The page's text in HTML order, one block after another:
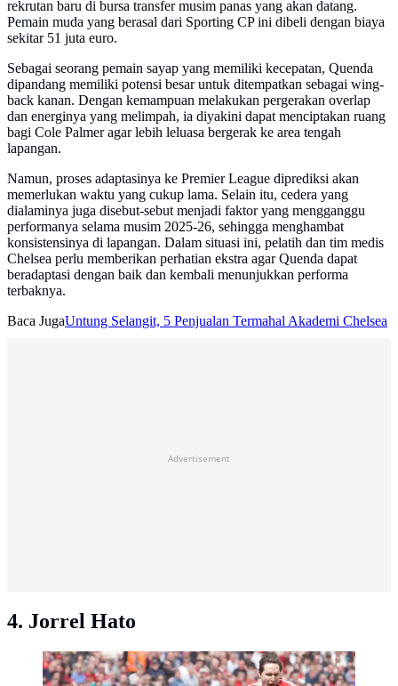
rekrutan baru di bursa transfer musim panas yang akan datang.
Pemain muda yang berasal dari Sporting CP ini dibeli dengan biaya
sekitar 51 juta euro.
Sebagai seorang pemain sayap yang memiliki kecepatan, Quenda
dipandang memiliki potensi besar untuk ditempatkan sebagai wing-
back kanan. Dengan kemampuan melakukan pergerakan overlap
dan energinya yang melimpah, ia diyakini dapat menciptakan ruang
bagi Cole Palmer agar lebih leluasa bergerak ke area tengah
lapangan.
Namun, proses adaptasinya ke Premier League diprediksi akan
memerlukan waktu yang cukup lama. Selain itu, cedera yang
dialaminya juga disebut-sebut menjadi faktor yang mengganggu
performanya selama musim 2025-26, sehingga menghambat
konsistensinya di lapangan. Dalam situasi ini, pelatih dan tim medis
Chelsea perlu memberikan perhatian ekstra agar Quenda dapat
beradaptasi dengan baik dan kembali menunjukkan performa
terbaknya.
Baca JugaUntung Selangit, 5 Penjualan Termahal Akademi Chelsea
Advertisement
4. Jorrel Hato